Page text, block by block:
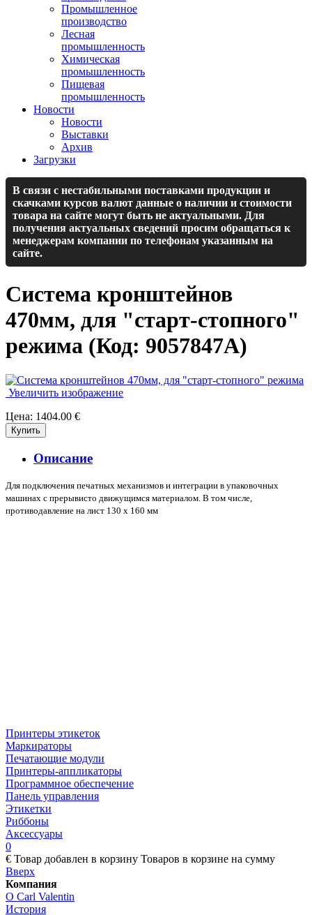
Промышленное
производство
Лесная
промышленность
Химическая
промышленность
Пищевая
промышленность
Новости
Новости
Выставки
Архив
Загрузки
В связи с нестабильными поставками продукции и
скачками курсов валют данные о наличии и стоимости
товара на сайте могут быть не актуальными. Для
получения актуальных сведений просим обращаться к
менеджерам компании по телефонам указанным на
сайте.
Система кронштейнов
470мм, для "старт-стопного"
режима (Код: 9057847A)
Увеличить изображение
Цена: 1404.00 €
Описание
Для подключения печатных механизмов и интеграции в упаковочных
машинах с прерывисто движущимся материалом. В том числе,
противодавление на лист 130 x 160 мм
Принтеры этикеток
Маркираторы
Печатающие модули
Принтеры-аппликаторы
Программное обеспечение
Панель управления
Этикетки
Риббоны
Аксессуары
0
€ Товар добавлен в корзину Товаров в корзине на сумму
Вверх
Компания
О Carl Valentin
История